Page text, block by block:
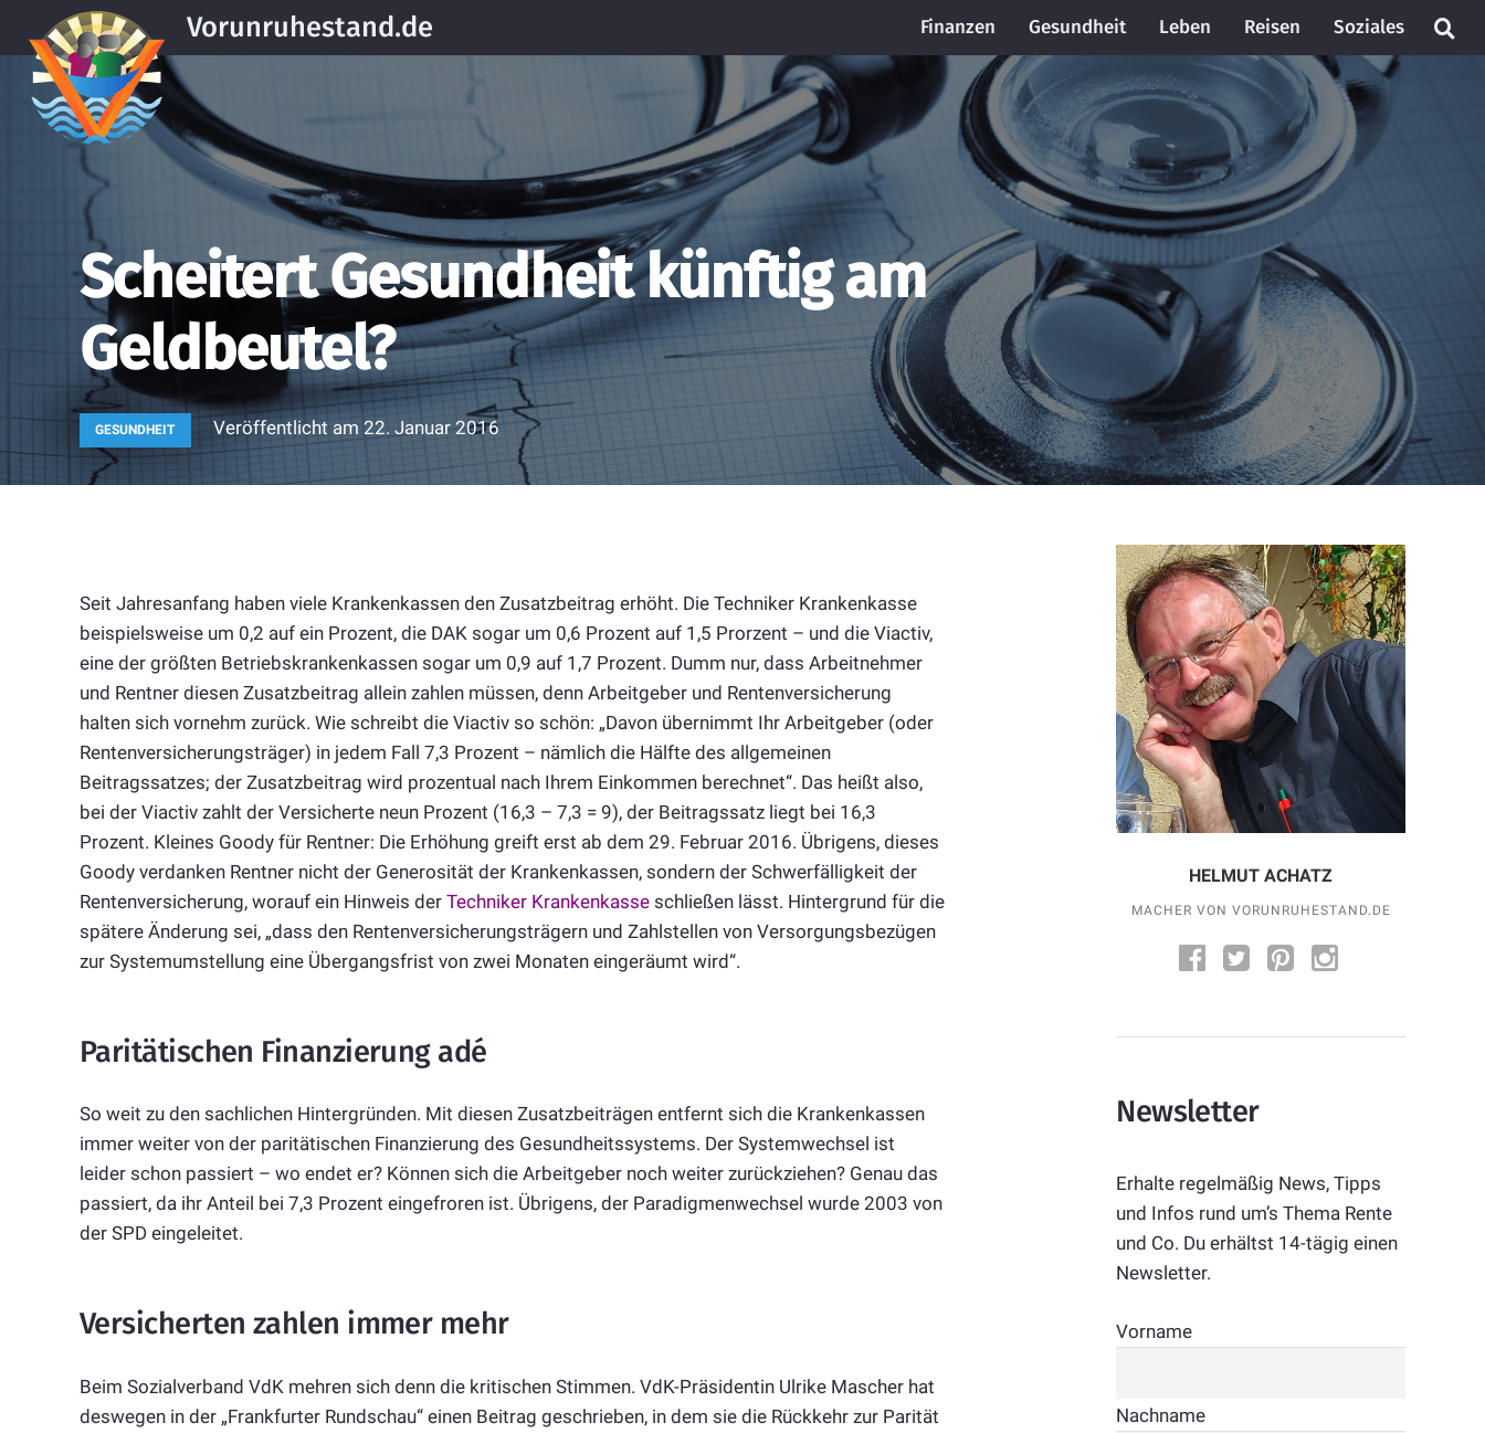
Vorunruhestand.de Finanzen Gesundheit Leben Reisen Soziales
Scheitert Gesundheit künftig am
Geldbeutel?
GESUNDHEIT Veröffentlicht am 22. Januar 2016
Seit Jahresanfang haben viele Krankenkassen den Zusatzbeitrag erhöht. Die Techniker Krankenkasse
beispielsweise um 0,2 auf ein Prozent, die DAK sogar um 0,6 Prozent auf 1,5 Prorzent – und die Viactiv,
eine der größten Betriebskrankenkassen sogar um 0,9 auf 1,7 Prozent. Dumm nur, dass Arbeitnehmer
und Rentner diesen Zusatzbeitrag allein zahlen müssen, denn Arbeitgeber und Rentenversicherung
halten sich vornehm zurück. Wie schreibt die Viactiv so schön: „Davon übernimmt Ihr Arbeitgeber (oder
Rentenversicherungsträger) in jedem Fall 7,3 Prozent – nämlich die Hälfte des allgemeinen
Beitragssatzes; der Zusatzbeitrag wird prozentual nach Ihrem Einkommen berechnet“. Das heißt also,
bei der Viactiv zahlt der Versicherte neun Prozent (16,3 – 7,3 = 9), der Beitragssatz liegt bei 16,3
Prozent. Kleines Goody für Rentner: Die Erhöhung greift erst ab dem 29. Februar 2016. Übrigens, dieses
Goody verdanken Rentner nicht der Generosität der Krankenkassen, sondern der Schwerfälligkeit der
Rentenversicherung, worauf ein Hinweis der Techniker Krankenkasse schließen lässt. Hintergrund für die
spätere Änderung sei, „dass den Rentenversicherungsträgern und Zahlstellen von Versorgungsbezügen
zur Systemumstellung eine Übergangsfrist von zwei Monaten eingeräumt wird“.
Paritätischen Finanzierung adé
So weit zu den sachlichen Hintergründen. Mit diesen Zusatzbeiträgen entfernt sich die Krankenkassen
immer weiter von der paritätischen Finanzierung des Gesundheitssystems. Der Systemwechsel ist
leider schon passiert – wo endet er? Können sich die Arbeitgeber noch weiter zurückziehen? Genau das
passiert, da ihr Anteil bei 7,3 Prozent eingefroren ist. Übrigens, der Paradigmenwechsel wurde 2003 von
der SPD eingeleitet.
Versicherten zahlen immer mehr
Beim Sozialverband VdK mehren sich denn die kritischen Stimmen. VdK-Präsidentin Ulrike Mascher hat
deswegen in der „Frankfurter Rundschau“ einen Beitrag geschrieben, in dem sie die Rückkehr zur Parität
HELMUT ACHATZ
MACHER VON VORUNRUHESTAND.DE
Newsletter
Erhalte regelmäßig News, Tipps
und Infos rund um’s Thema Rente
und Co. Du erhältst 14-tägig einen
Newsletter.
Vorname
Nachname